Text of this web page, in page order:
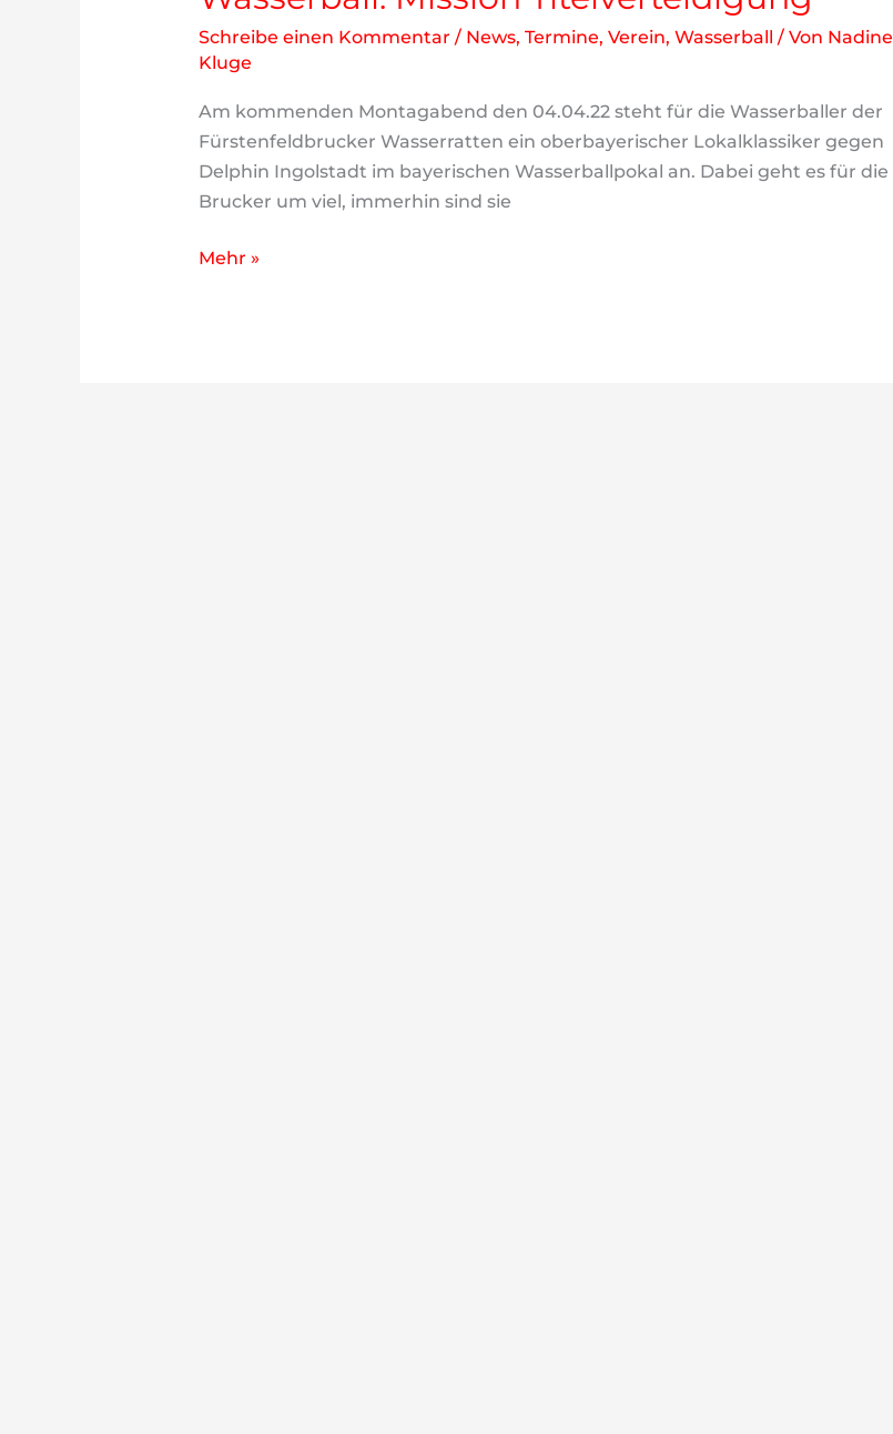
Schreibe einen Kommentar / News, Termine, Verein, Wasserball / Von Nadine
Kluge
Am kommenden Montagabend den 04.04.22 steht für die Wasserballer der
Fürstenfeldbrucker Wasserratten ein oberbayerischer Lokalklassiker gegen
Delphin Ingolstadt im bayerischen Wasserballpokal an. Dabei geht es für die
Brucker um viel, immerhin sind sie
Wasserball:
Mehr »